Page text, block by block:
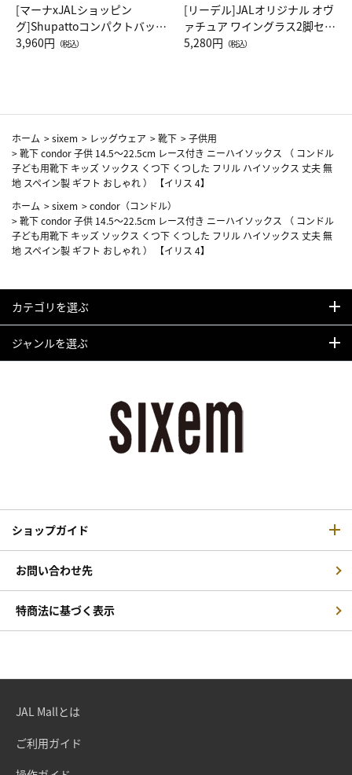
[マーナxJALショッピン
グ]Shupattoコンパクトバッグ
Drop JAL客室乗務員（LC）ス
3,960円 （税込）
[リーデル]JALオリジナル オヴ
ァチュア ワイングラス2脚セッ
ト（レッドワイン）
5,280円 （税込）
ホーム >sixem > レッグウェア >靴下 >子供用
>靴下 condor 子供 14.5～22.5cm レース付き ニーハイソックス （ コンドル
子ども用靴下 キッズ ソックス くつ下 くつした フリル ハイソックス 丈夫 無
地 スペイン製 ギフト おしゃれ ） 【イリス 4】
ホーム >sixem >condor（コンドル）
>靴下 condor 子供 14.5～22.5cm レース付き ニーハイソックス （ コンドル
子ども用靴下 キッズ ソックス くつ下 くつした フリル ハイソックス 丈夫 無
地 スペイン製 ギフト おしゃれ ） 【イリス 4】
カテゴリを選ぶ
ジャンルを選ぶ
ショップガイド
お問い合わせ先
特商法に基づく表示
JAL Mallとは
ご利用ガイド